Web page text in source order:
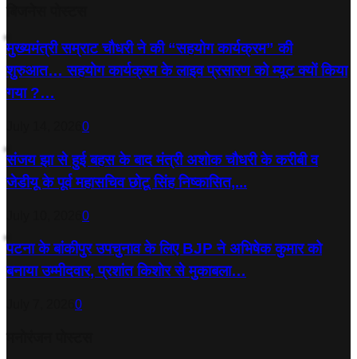
मुख्यमंत्री सम्राट चौधरी ने की “सहयोग कार्यक्रम” की
शुरुआत… सहयोग कार्यक्रम के लाइव प्रसारण को म्यूट क्यों किया
गया ?…
0
संजय झा से हुई बहस के बाद मंत्री अशोक चौधरी के करीबी व
जेडीयू के पूर्व महासचिव छोटू सिंह निष्कासित,...
0
पटना के बांकीपुर उपचुनाव के लिए BJP ने अभिषेक कुमार को
बनाया उम्मीदवार, प्रशांत किशोर से मुकाबला…
0